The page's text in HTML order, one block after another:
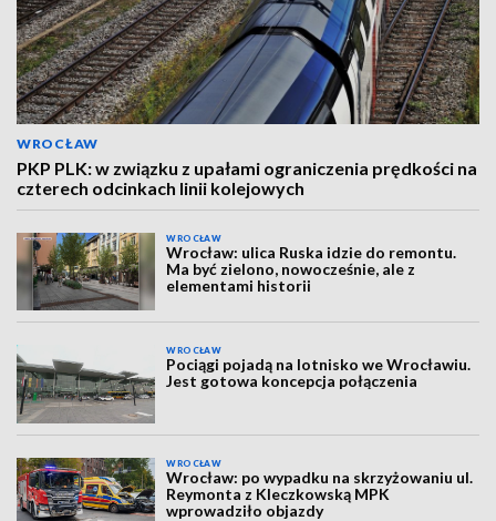
WROCŁAW
PKP PLK: w związku z upałami ograniczenia prędkości na
czterech odcinkach linii kolejowych
WROCŁAW
Wrocław: ulica Ruska idzie do remontu.
Ma być zielono, nowocześnie, ale z
elementami historii
WROCŁAW
Pociągi pojadą na lotnisko we Wrocławiu.
Jest gotowa koncepcja połączenia
WROCŁAW
Wrocław: po wypadku na skrzyżowaniu ul.
Reymonta z Kleczkowską MPK
wprowadziło objazdy